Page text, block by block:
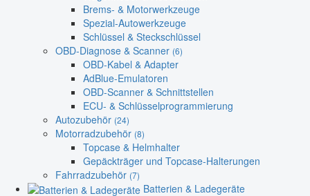
Brems- & Motorwerkzeuge
Spezial-Autowerkzeuge
Schlüssel & Steckschlüssel
OBD-Diagnose & Scanner (6)
OBD-Kabel & Adapter
AdBlue-Emulatoren
OBD-Scanner & Schnittstellen
ECU- & Schlüsselprogrammierung
Autozubehör (24)
Motorradzubehör (8)
Topcase & Helmhalter
Gepäckträger und Topcase-Halterungen
Fahrradzubehör (7)
Batterien & Ladegeräte